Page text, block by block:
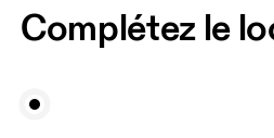
Complétez le